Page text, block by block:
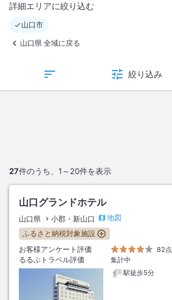
詳細エリアに絞り込む
山口市
山口県 全域に戻る
絞り込み
27件のうち、 1～20件を表示
山口グランドホテル
山口県 小郡・新山口
地図
ふるさと納税対象施設
お客様アンケート評価
82点
るるぶトラベル評価
集計中
駅徒歩5分